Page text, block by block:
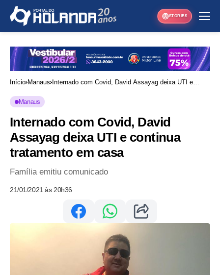
STORIES
Início Manaus Internado com Covid, David Assayag deixa UTI e
Manaus
Internado com Covid, David
Assayag deixa UTI e continua
tratamento em casa
Família emitiu comunicado
21/01/2021 às 20h36